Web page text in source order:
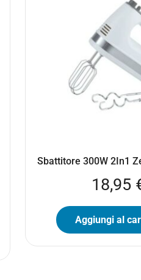
Sbattitore 300W 2In1
18,95
Aggiungi al